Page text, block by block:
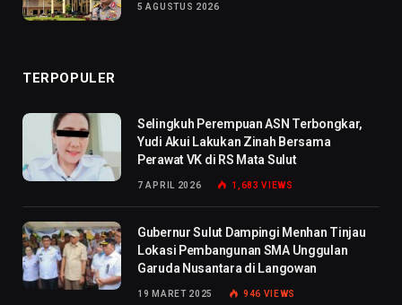
5 AGUSTUS 2026
TERPOPULER
Selingkuh Perempuan ASN Terbongkar,
Yudi Akui Lakukan Zinah Bersama
Perawat VK di RS Mata Sulut
7 APRIL 2026 1,683VIEWS
Gubernur Sulut Dampingi Menhan Tinjau
Lokasi Pembangunan SMA Unggulan
Garuda Nusantara di Langowan
19 MARET 2025 946 VIEWS